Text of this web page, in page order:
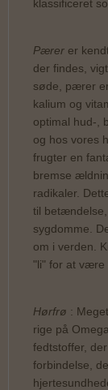
klassificeret
Pærer er
der findes,
søde, pærer
kalium og
optimal hud-,
og hos vores
frugter en
bremse
radikaler.
til
sygdomme.
om i verden.
"li" for at være
Hørfrø :
rige på
fedtstoffer,
forbindelse,